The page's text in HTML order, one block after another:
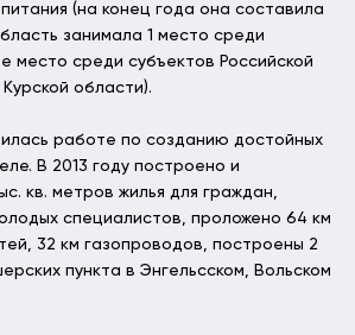
(на конец года она составила
занимала 1 место среди
место среди субъектов Российской
области).
работе по созданию достойных
В 2013 году построено и
кв. метров жилья для граждан,
специалистов, проложено 64 км
32 км газопроводов, построены 2
пункта в Энгельсском, Вольском